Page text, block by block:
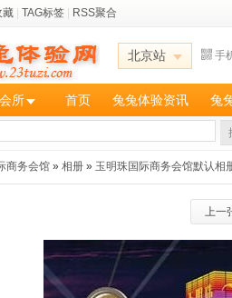
藏 TAG标签 RSS聚合
北京站 手
所 首页 兔兔体验资讯 兔
商务会馆 » 相册 » 玉明珠国际商务会馆默认相
上一